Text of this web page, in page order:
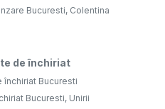
Bucuresti, Colentina
de închiriat
închiriat Bucuresti
Bucuresti, Unirii